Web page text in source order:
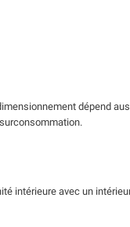
dépend
intérieure avec un